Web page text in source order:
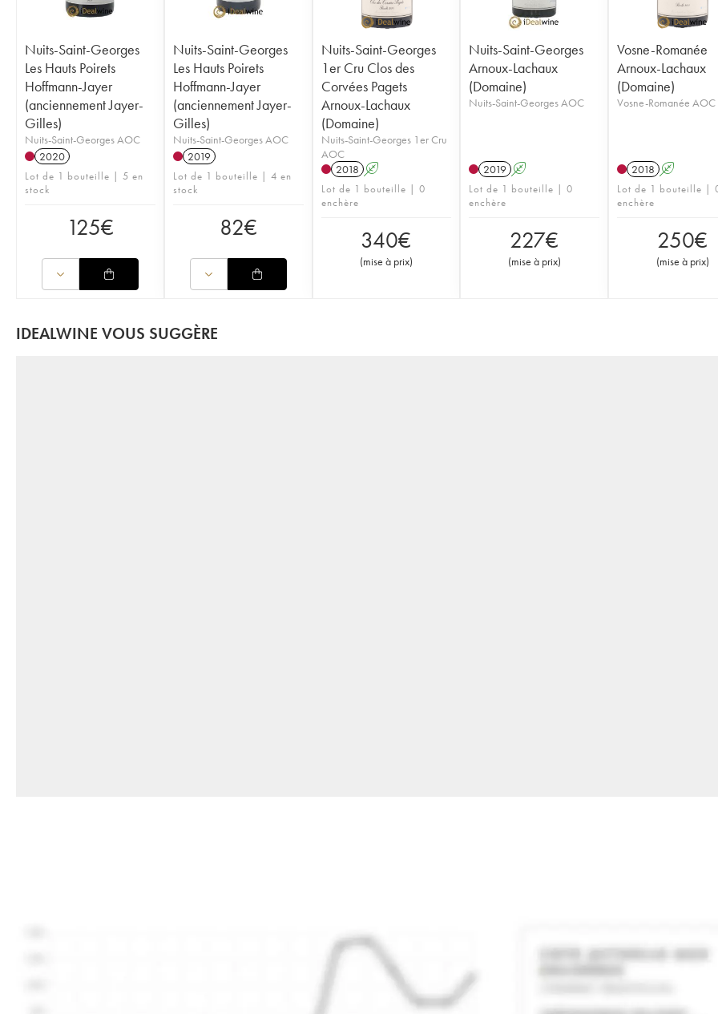
Nuits-Saint-Georges
Les Hauts Poirets
Hoffmann-Jayer
(anciennement Jayer-
Gilles)
Nuits-Saint-Georges AOC
2020
Lot de 1 bouteille | 5 en
stock
125€
Nuits-Saint-Georges
Les Hauts Poirets
Hoffmann-Jayer
(anciennement Jayer-
Gilles)
Nuits-Saint-Georges AOC
2019
Lot de 1 bouteille | 4 en
stock
82€
Nuits-Saint-Georges
1er Cru Clos des
Corvées Pagets
Arnoux-Lachaux
(Domaine)
Nuits-Saint-Georges 1er Cru
AOC
2018 A
Lot de 1 bouteille | 0
enchère
340€
(mise à prix)
Nuits-Saint-Georges
Arnoux-Lachaux
(Domaine)
Nuits-Saint-Georges AOC
2019 A
Lot de 1 bouteille | 0
enchère
227€
(mise à prix)
Vosne-Romanée
Arnoux-Lachaux
(Domaine)
Vosne-Romanée AOC
2018 A
Lot de 1 bouteille |
enchère
250€
(mise à prix)
IDEALWINE VOUS SUGGÈRE